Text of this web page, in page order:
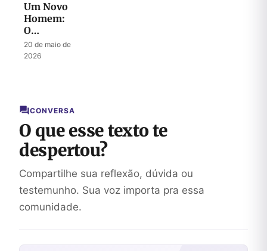
Um Novo
Homem:
O
Mistério
do
20 de maio de
2026
CONVERSA
O que esse texto te
despertou?
Compartilhe sua reflexão, dúvida ou
testemunho. Sua voz importa pra essa
comunidade.